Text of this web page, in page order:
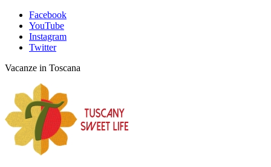
Facebook
YouTube
Instagram
Twitter
Vacanze in Toscana